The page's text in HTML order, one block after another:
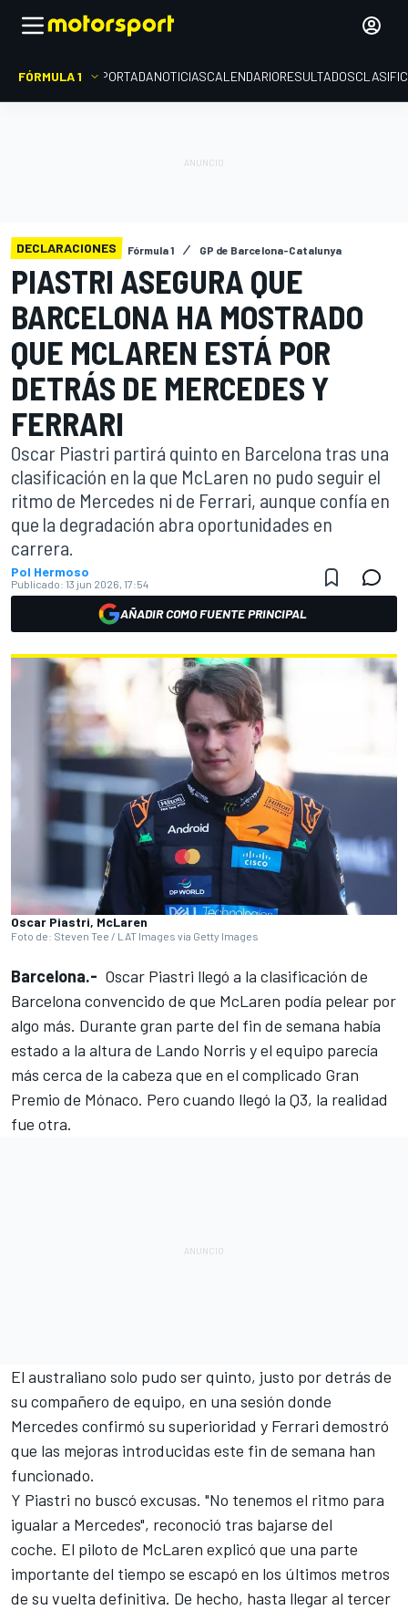
FÓRMULA 1 PORTADANOTICIASCALENDARIORESULTADOS
DECLARACIONES Fórmula 1 GP de Barcelona-Catalunya
PIASTRI ASEGURA QUE
BARCELONA HA MOSTRADO
QUE MCLAREN ESTÁ POR
DETRÁS DE MERCEDES Y
FERRARI
Oscar Piastri partirá quinto en Barcelona tras una
clasificación en la que McLaren no pudo seguir el
ritmo de Mercedes ni de Ferrari, aunque confía en
que la degradación abra oportunidades en
carrera.
Pol Hermoso
Publicado: 13 jun 2026, 17:54
AÑADIR COMO FUENTE PRINCIPAL
Oscar Piastri, McLaren
Foto de: Steven Tee / LAT Images via Getty Images
Barcelona.- Oscar Piastri llegó a la clasificación de
Barcelona convencido de que McLaren podía pelear por
algo más. Durante gran parte del fin de semana había
estado a la altura de Lando Norris y el equipo parecía
más cerca de la cabeza que en el complicado Gran
Premio de Mónaco. Pero cuando llegó la Q3, la realidad
fue otra.
El australiano solo pudo ser quinto, justo por detrás de
su compañero de equipo, en una sesión donde
Mercedes confirmó su superioridad y Ferrari demostró
que las mejoras introducidas este fin de semana han
funcionado.
Y Piastri no buscó excusas. "No tenemos el ritmo para
igualar a Mercedes", reconoció tras bajarse del
coche. El piloto de McLaren explicó que una parte
importante del tiempo se escapó en los últimos metros
de su vuelta definitiva. De hecho, hasta llegar al tercer